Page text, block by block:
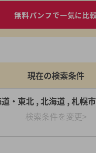
無料パンフで一気に比
現在の検索条件
・東北 , 北海道 , 札幌
検索条件を変更>